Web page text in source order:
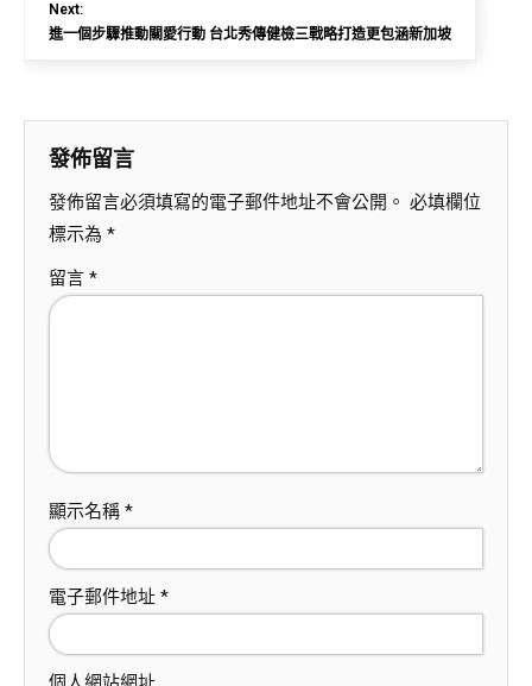
Next:
進一個步驟推動關愛行動 台北秀傳健檢三戰略打造更包涵新加坡
發佈留言
發佈留言必須填寫的電子郵件地址不會公開。 必填欄位
標示為 *
留言 *
顯示名稱 *
電子郵件地址 *